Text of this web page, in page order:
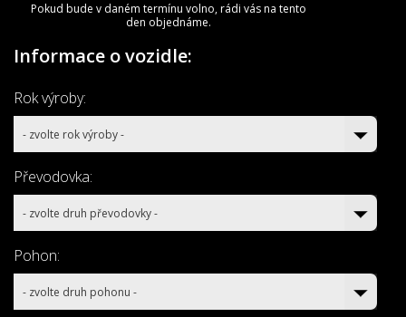
Pokud bude v daném termínu volno, rádi vás na tento
den objednáme.
Informace o vozidle:
Rok výroby:
- zvolte rok výroby -
Převodovka:
- zvolte druh převodovky -
Pohon:
- zvolte druh pohonu -